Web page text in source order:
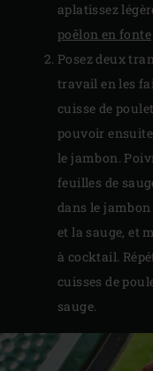
aplatissez
poêlon en fonte
Posez deux
travail en les
cuisse de
pouvoir
le jambon.
feuilles de
dans le
et la sauge, et
à cocktail.
cuisses de
sauge.